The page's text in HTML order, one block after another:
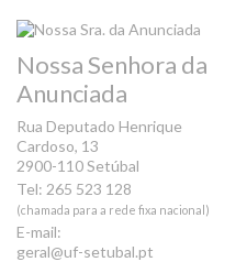
Nossa Senhora da
Anunciada
Rua Deputado Henrique
Cardoso, 13
2900-110 Setúbal
Tel: 265 523 128
(chamada para a rede fixa nacional)
E-mail:
geral@uf-setubal.pt